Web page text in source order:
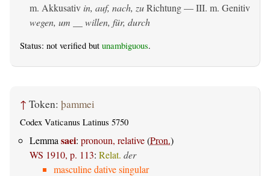
m. Akkusativ in, auf, nach, zuRichtung — III. m. Genitiv
wegen, um __ willen, für, durch
Status: not verified but unambiguous.
↑ Token: þammei
Codex Vaticanus Latinus 5750
Lemma saei: pronoun, relative(Pron.)
WS 1910, p. 113: Relat. der
masculine dative singular